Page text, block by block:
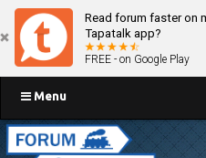
Read forum faster on
Tapatalk app?
FREE - on Google Play
Menu